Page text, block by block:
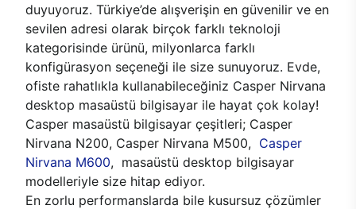
duyuyoruz. Türkiye’de alışverişin en güvenilir ve en
sevilen adresi olarak birçok farklı teknoloji
kategorisinde ürünü, milyonlarca farklı
konfigürasyon seçeneği ile size sunuyoruz. Evde,
ofiste rahatlıkla kullanabileceğiniz Casper Nirvana
desktop masaüstü bilgisayar ile hayat çok kolay!
Casper masaüstü bilgisayar çeşitleri; Casper
Nirvana N200, Casper Nirvana M500, Casper
Nirvana M600, masaüstü desktop bilgisayar
modelleriyle size hitap ediyor.
En zorlu performanslarda bile kusursuz çözümler